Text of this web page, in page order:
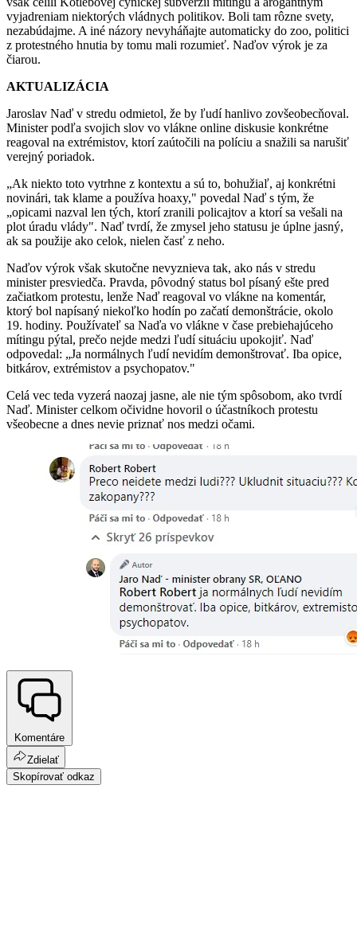
vyjadreniam niektorých vládnych politikov. Boli tam rôzne svety,
nezabúdajme. A iné názory nevyháňajte automaticky do zoo, politici
z protestného hnutia by tomu mali rozumieť. Naďov výrok je za
čiarou.
AKTUALIZÁCIA
Jaroslav Naď v stredu odmietol, že by ľudí hanlivo zovšeobecňoval.
Minister podľa svojich slov vo vlákne online diskusie konkrétne
reagoval na extrémistov, ktorí zaútočili na políciu a snažili sa narušiť
verejný poriadok.
„Ak niekto toto vytrhne z kontextu a sú to, bohužiaľ, aj konkrétni
novinári, tak klame a používa hoaxy," povedal Naď s tým, že
„opicami nazval len tých, ktorí zranili policajtov a ktorí sa vešali na
plot úradu vlády". Naď tvrdí, že zmysel jeho statusu je úplne jasný,
ak sa použije ako celok, nielen časť z neho.
Naďov výrok však skutočne nevyznieva tak, ako nás v stredu
minister presviedča. Pravda, pôvodný status bol písaný ešte pred
začiatkom protestu, lenže Naď reagoval vo vlákne na komentár,
ktorý bol napísaný niekoľko hodín po začatí demonštrácie, okolo
19. hodiny. Používateľ sa Naďa vo vlákne v čase prebiehajúceho
mítingu pýtal, prečo nejde medzi ľudí situáciu upokojiť. Naď
odpovedal: „Ja normálnych ľudí nevidím demonštrovať. Iba opice,
bitkárov, extrémistov a psychopatov."
Celá vec teda vyzerá naozaj jasne, ale nie tým spôsobom, ako tvrdí
Naď. Minister celkom očividne hovoril o účastníkoch protestu
všeobecne a dnes nevie priznať nos medzi očami.
Komentáre
Zdielať
Skopírovať odkaz